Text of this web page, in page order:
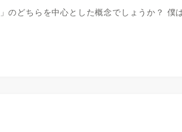
のどちらを中心とした概念でしょうか？ 僕